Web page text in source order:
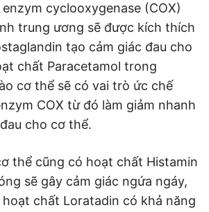
cyclooxygenase (COX)
trung ương sẽ được kích thích
tạo cảm giác đau cho
chất Paracetamol trong
cơ thể sẽ có vai trò ức chế
COX từ đó làm giảm nhanh
cho cơ thể.
thể cũng có hoạt chất Histamin
sẽ gây cảm giác ngứa ngáy,
chất Loratadin có khả năng